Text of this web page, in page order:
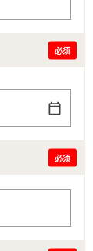
必须
必须